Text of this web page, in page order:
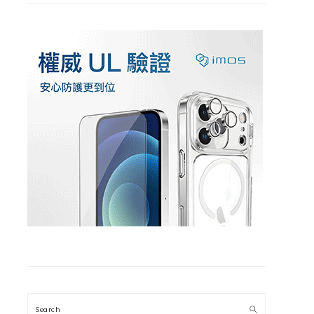
Search